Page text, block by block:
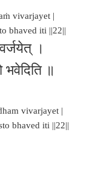
vivarjayet |
bhaved iti ||22||
।
भवेदिति ॥
vivarjayet |
bhaved iti ||22||